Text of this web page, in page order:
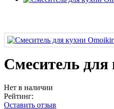
Смеситель
Нет в наличии
Рейтинг:
Оставить отзыв